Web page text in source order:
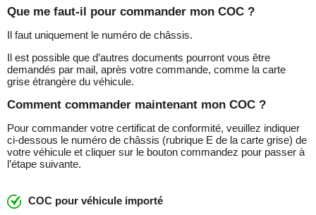
Que me faut-il pour commander mon COC ?
Il faut uniquement le numéro de châssis.
Il est possible que d’autres documents pourront vous être
demandés par mail, après votre commande, comme la carte
grise étrangère du véhicule.
Comment commander maintenant mon COC ?
Pour commander votre certificat de conformité, veuillez indiquer
ci-dessous le numéro de châssis (rubrique E de la carte grise) de
votre véhicule et cliquer sur le bouton commandez pour passer à
l’étape suivante.
COC pour véhicule importé